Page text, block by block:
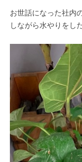
お世話になった社内
しながら水やりをし